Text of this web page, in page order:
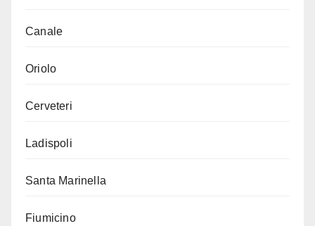
Canale
Oriolo
Cerveteri
Ladispoli
Santa Marinella
Fiumicino